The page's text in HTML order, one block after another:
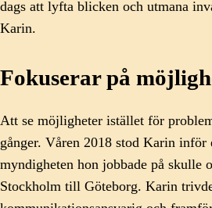
dags att lyfta blicken och utmana
Karin.
Fokuserar på
Att se möjligheter istället för
gånger. Våren 2018 stod Karin inför
myndigheten hon jobbade på skulle
Stockholm till Göteborg. Karin